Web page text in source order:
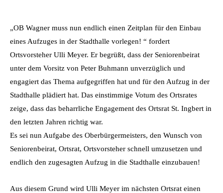
„OB Wagner muss nun endlich einen Zeitplan für den Einbau
eines Aufzuges in der Stadthalle vorlegen! “ fordert
Ortsvorsteher Ulli Meyer. Er begrüßt, dass der Seniorenbeirat
unter dem Vorsitz von Peter Buhmann unverzüglich und
engagiert das Thema aufgegriffen hat und für den Aufzug in der
Stadthalle plädiert hat. Das einstimmige Votum des Ortsrates
zeige, dass das beharrliche Engagement des Ortsrat St. Ingbert in
den letzten Jahren richtig war.
Es sei nun Aufgabe des Oberbürgermeisters, den Wunsch von
Seniorenbeirat, Ortsrat, Ortsvorsteher schnell umzusetzen und
endlich den zugesagten Aufzug in die Stadthalle einzubauen!
Aus diesem Grund wird Ulli Meyer im nächsten Ortsrat einen